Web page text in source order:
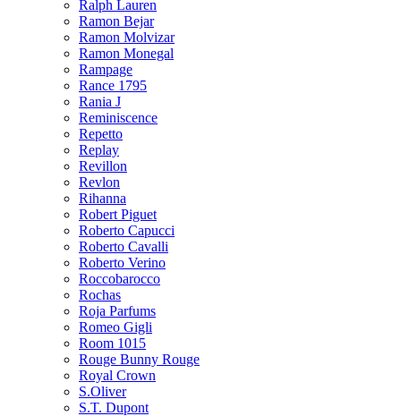
Ralph Lauren
Ramon Bejar
Ramon Molvizar
Ramon Monegal
Rampage
Rance 1795
Rania J
Reminiscence
Repetto
Replay
Revillon
Revlon
Rihanna
Robert Piguet
Roberto Capucci
Roberto Cavalli
Roberto Verino
Roccobarocco
Rochas
Roja Parfums
Romeo Gigli
Room 1015
Rouge Bunny Rouge
Royal Crown
S.Oliver
S.T. Dupont